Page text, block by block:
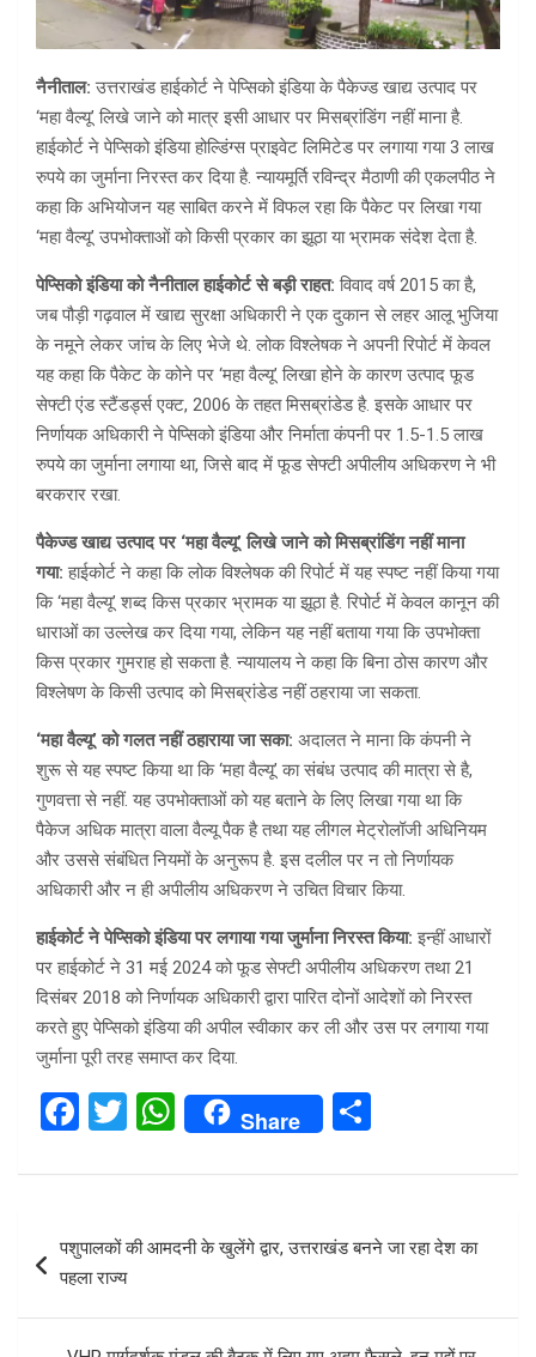
नैनीताल: उत्तराखंड हाईकोर्ट ने पेप्सिको इंडिया के पैकेज्ड खाद्य उत्पाद पर
‘महा वैल्यू’ लिखे जाने को मात्र इसी आधार पर मिसब्रांडिंग नहीं माना है.
हाईकोर्ट ने पेप्सिको इंडिया होल्डिंग्स प्राइवेट लिमिटेड पर लगाया गया 3 लाख
रुपये का जुर्माना निरस्त कर दिया है. न्यायमूर्ति रविन्द्र मैठाणी की एकलपीठ ने
कहा कि अभियोजन यह साबित करने में विफल रहा कि पैकेट पर लिखा गया
‘महा वैल्यू’ उपभोक्ताओं को किसी प्रकार का झूठा या भ्रामक संदेश देता है.
पेप्सिको इंडिया को नैनीताल हाईकोर्ट से बड़ी राहत: विवाद वर्ष 2015 का है,
जब पौड़ी गढ़वाल में खाद्य सुरक्षा अधिकारी ने एक दुकान से लहर आलू भुजिया
के नमूने लेकर जांच के लिए भेजे थे. लोक विश्लेषक ने अपनी रिपोर्ट में केवल
यह कहा कि पैकेट के कोने पर ‘महा वैल्यू’ लिखा होने के कारण उत्पाद फूड
सेफ्टी एंड स्टैंडर्ड्स एक्ट, 2006 के तहत मिसब्रांडेड है. इसके आधार पर
निर्णायक अधिकारी ने पेप्सिको इंडिया और निर्माता कंपनी पर 1.5-1.5 लाख
रुपये का जुर्माना लगाया था, जिसे बाद में फूड सेफ्टी अपीलीय अधिकरण ने भी
बरकरार रखा.
पैकेज्ड खाद्य उत्पाद पर ‘महा वैल्यू’ लिखे जाने को मिसब्रांडिंग नहीं माना
गया: हाईकोर्ट ने कहा कि लोक विश्लेषक की रिपोर्ट में यह स्पष्ट नहीं किया गया
कि ‘महा वैल्यू’ शब्द किस प्रकार भ्रामक या झूठा है. रिपोर्ट में केवल कानून की
धाराओं का उल्लेख कर दिया गया, लेकिन यह नहीं बताया गया कि उपभोक्ता
किस प्रकार गुमराह हो सकता है. न्यायालय ने कहा कि बिना ठोस कारण और
विश्लेषण के किसी उत्पाद को मिसब्रांडेड नहीं ठहराया जा सकता.
‘महा वैल्यू’ को गलत नहीं ठहाराया जा सका: अदालत ने माना कि कंपनी ने
शुरू से यह स्पष्ट किया था कि ‘महा वैल्यू’ का संबंध उत्पाद की मात्रा से है,
गुणवत्ता से नहीं. यह उपभोक्ताओं को यह बताने के लिए लिखा गया था कि
पैकेज अधिक मात्रा वाला वैल्यू पैक है तथा यह लीगल मेट्रोलॉजी अधिनियम
और उससे संबंधित नियमों के अनुरूप है. इस दलील पर न तो निर्णायक
अधिकारी और न ही अपीलीय अधिकरण ने उचित विचार किया.
हाईकोर्ट ने पेप्सिको इंडिया पर लगाया गया जुर्माना निरस्त किया: इन्हीं आधारों
पर हाईकोर्ट ने 31 मई 2024 को फूड सेफ्टी अपीलीय अधिकरण तथा 21
दिसंबर 2018 को निर्णायक अधिकारी द्वारा पारित दोनों आदेशों को निरस्त
करते हुए पेप्सिको इंडिया की अपील स्वीकार कर ली और उस पर लगाया गया
जुर्माना पूरी तरह समाप्त कर दिया.
F
ce
o
k
T
tt
W
at
A
p
Share
ar
e
navigation
पशुपालकों की आमदनी के खुलेंगे द्वार, उत्तराखंड बनने जा रहा देश का
पहला राज्य